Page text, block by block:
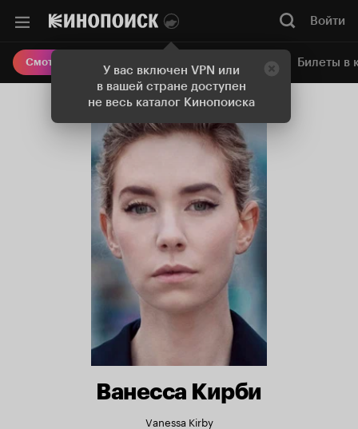
У вас включен VPN или
в вашей стране доступен
не весь каталог Кинопоиска
Войти
Смотреть кино Онлайн-кинотеатр Билеты в
Ванесса Кирби
Vanessa Kirby